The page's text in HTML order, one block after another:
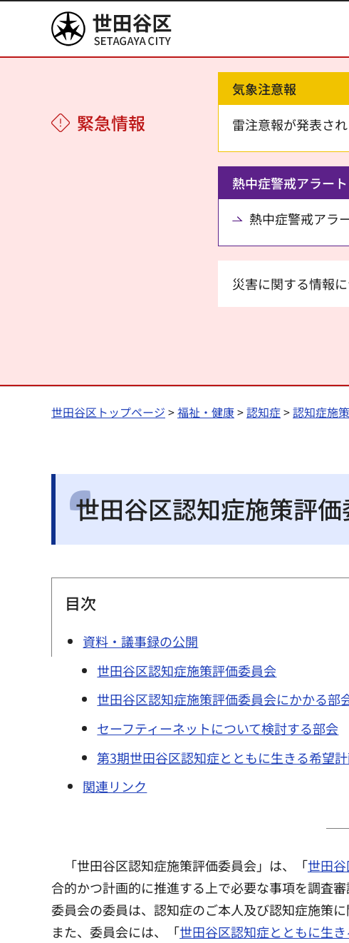
世田谷区
緊急情報
気象注意報
雷注意報が発表され
熱中症警戒アラート
熱中症警戒アラ
災害に関する情報に
世田谷区トップページ >福祉・健康>認知症>認知症施
世田谷区認知症施策評価
目次
資料・議事録の公開
世田谷区認知症施策評価委員会
世田谷区認知症施策評価委員会にかかる部
セーフティーネットについて検討する部会
第3期世田谷区認知症とともに生きる希望
関連リンク
「世田谷区認知症施策評価委員会」は、「世田
合的かつ計画的に推進する上で必要な事項を調査
委員会の委員は、認知症のご本人及び認知症施策
また、委員会には、「世田谷区認知症とともに生